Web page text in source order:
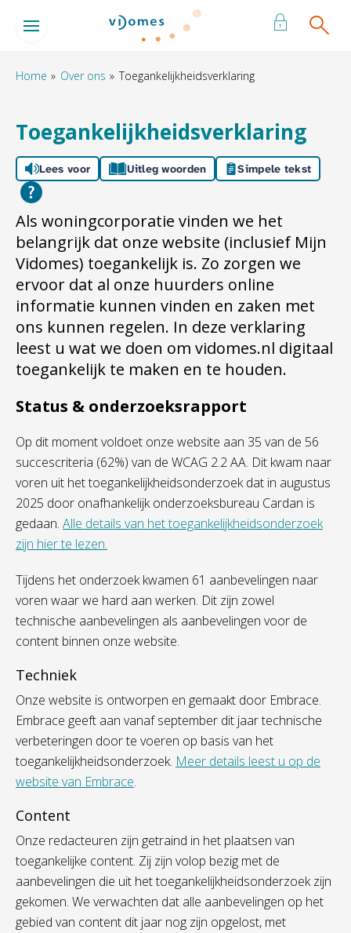
Naar hoofdinhoud
Naar hoofdnavigatiemenu
Naar de homepage
Ga naar Hoofd
Home Over ons Toegankelijkheidsverklaring
Toegankelijkheidsverklaring
Lees voor Uitleg woorden Simpele tekst
Als woningcorporatie vinden we het
belangrijk dat onze website (inclusief Mijn
Vidomes) toegankelijk is. Zo zorgen we
ervoor dat al onze huurders online
informatie kunnen vinden en zaken met
ons kunnen regelen. In deze verklaring
leest u wat we doen om vidomes.nl digitaal
toegankelijk te maken en te houden.
Status & onderzoeksrapport
Op dit moment voldoet onze website aan 35 van de 56
succescriteria (62%) van de WCAG 2.2 AA. Dit kwam naar
voren uit het toegankelijkheidsonderzoek dat in augustus
2025 door onafhankelijk onderzoeksbureau Cardan is
gedaan. Alle details van het toegankelijkheidsonderzoek
zijn hier te lezen.
Tijdens het onderzoek kwamen 61 aanbevelingen naar
voren waar we hard aan werken. Dit zijn zowel
technische aanbevelingen als aanbevelingen voor de
content binnen onze website.
Techniek
Onze website is ontworpen en gemaakt door Embrace.
Embrace geeft aan vanaf september dit jaar technische
verbeteringen door te voeren op basis van het
toegankelijkheidsonderzoek. Meer details leest u op de
website van Embrace.
Content
Onze redacteuren zijn getraind in het plaatsen van
toegankelijke content. Zij zijn volop bezig met de
aanbevelingen die uit het toegankelijkheidsonderzoek zijn
gekomen. We verwachten dat alle aanbevelingen op het
gebied van content dit jaar nog zijn opgelost, met